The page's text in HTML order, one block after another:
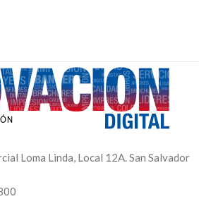
Loma Linda, Local 12A. San Salvador